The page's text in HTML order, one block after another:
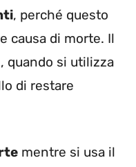
, perché questo
causa di morte. Il
quando si utilizza
di restare
mentre si usa il